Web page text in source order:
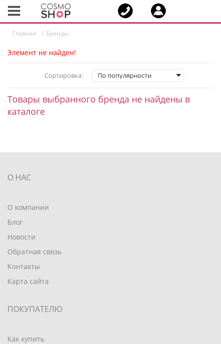
Toggle
navigation
Главная Бренды
Элемент не найден!
Сортировка:
Товары выбранного бренда не найдены в
каталоге
О НАС
О компании
Блог
Новости
Обратная связь
Контакты
Карта сайта
ПОКУПАТЕЛЮ
Как купить